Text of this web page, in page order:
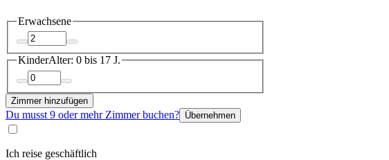
Erwachsene
KinderAlter: 0 bis 17 J.
Zimmer hinzufügen
Du musst 9 oder mehr Zimmer buchen? Übernehmen
Ich reise geschäftlich